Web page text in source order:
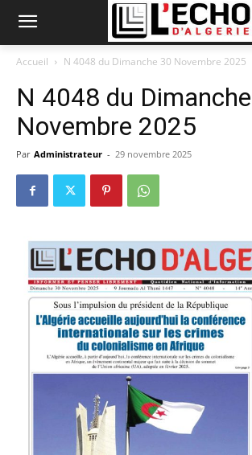
Accueil N 4048 du Dimanche 30 Novembre 2025
N 4048 du
Novembre 2025
Par Administrateur - 29 novembre 2025